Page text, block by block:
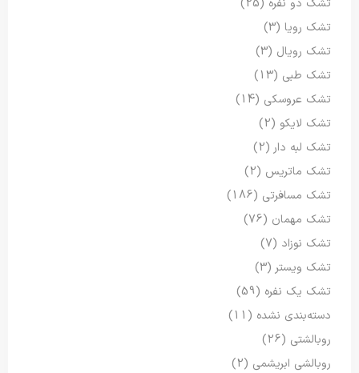
تشک رویا (3)
تشک رویال (3)
تشک طبی (13)
تشک عروسکی (14)
تشک لایکو (2)
تشک لبه دار (2)
تشک ماتریس (2)
تشک مسافرتی (186)
تشک مهمان (76)
تشک نوزاد (7)
تشک ویستر (3)
تشک یک نفره (59)
دسته‌بندی نشده (11)
روبالشتی (26)
روبالشی ابریشمی (2)